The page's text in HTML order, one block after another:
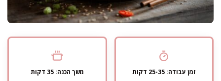
זמן עבודה: 25-35 דקות משך הכנה: 35 דקות